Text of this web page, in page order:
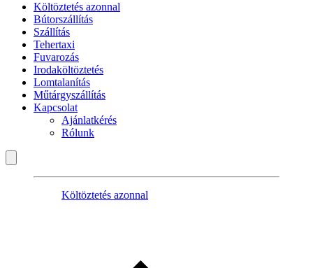
Költöztetés azonnal
Bútorszállítás
Szállítás
Tehertaxi
Fuvarozás
Irodaköltöztetés
Lomtalanítás
Műtárgyszállítás
Kapcsolat
Ajánlatkérés
Rólunk
Költöztetés azonnal